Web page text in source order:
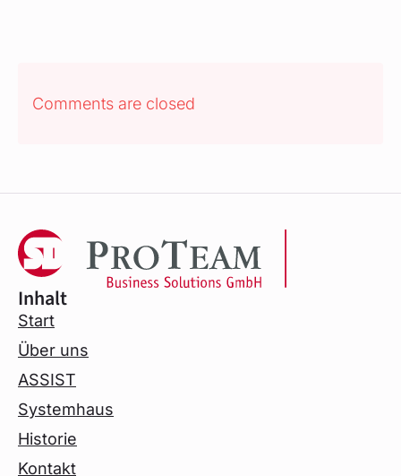
Comments are closed
Inhalt
Start
Über uns
ASSIST
Systemhaus
Historie
Kontakt